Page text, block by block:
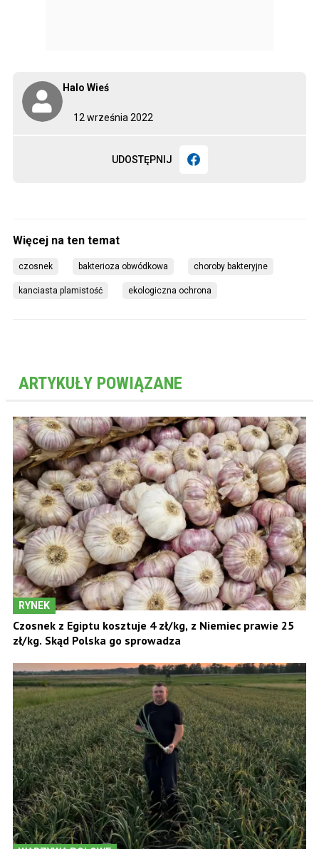
12 września 2022
Halo Wieś
UDOSTĘPNIJ
czosnek bakterioza obwódkowa choroby bakteryjne
kanciasta plamistość ekologiczna ochrona
ARTYKUŁY POWIĄZANE
RYNEK
Czosnek z Egiptu kosztuje 4 zł/kg, z Niemiec prawie 25
zł/kg. Skąd Polska go sprowadza